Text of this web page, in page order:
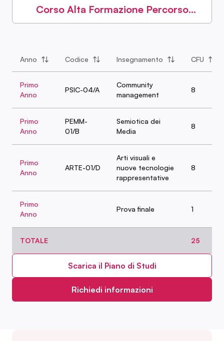
Corso Alta Formazione Percorso
Integrativo ITS - Comunicazione e
Anno Codice Insegnamento CFU
Primo
Anno
PSIC-04/A
Community
management
8
Primo
Anno
PEMM-
01/B
Semiotica dei
Media
8
Primo
Anno
ARTE-01/D
Arti visuali e
nuove tecnologie
rappresentative
8
Primo
Anno
Prova finale 1
TOTALE 25
Scarica il Piano di Studi
Richiedi informazioni